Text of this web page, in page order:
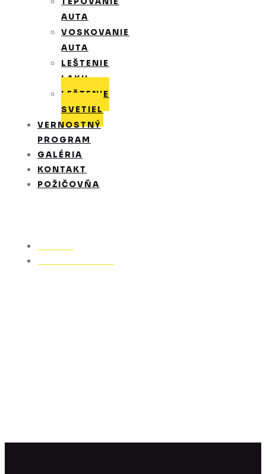
AUTA
VOSKOVANIE
AUTA
LEŠTENIE
LAKU
LEŠTENIE
SVETIEL
VERNOSTNÝ
PROGRAM
GALÉRIA
KONTAKT
POŽIČOVŇA